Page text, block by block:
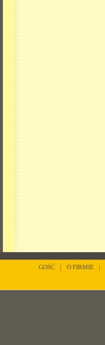
GOŚĆ O FIRMIE